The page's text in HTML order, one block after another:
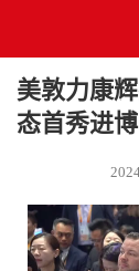
美敦力康
态首秀进博